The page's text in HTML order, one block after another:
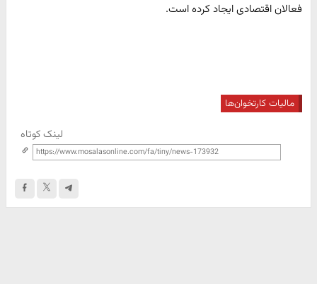
فعالان اقتصادی ایجاد کرده است.
مالیات کارتخوان‌ها
لینک کوتاه